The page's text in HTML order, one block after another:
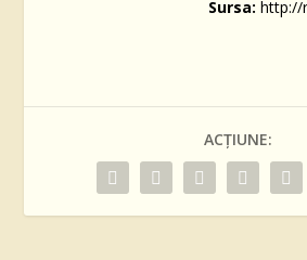
Sursa: http://
ACȚIUNE: